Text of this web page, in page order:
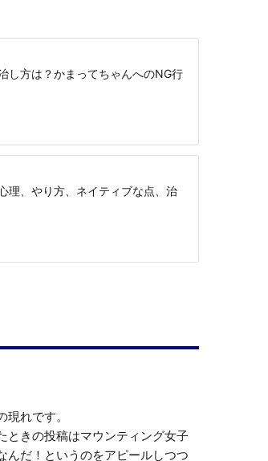
し方は？かまってちゃんへのNG行
理、やり方、ネイティブな点、治
れです。
ときの投稿はマウンティング女子
んだ！というのをアピールしつつ